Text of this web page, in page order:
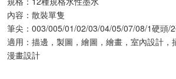
內容：散裝單隻
筆尖：003/005/01/02/03/04/05/07/08/1硬頭/
適用：描邊，製圖，繪圖，繪畫，室內設計，
漫畫設計